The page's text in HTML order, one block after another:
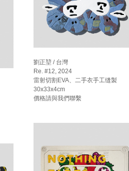
劉正堃 / 台灣
Re. #12, 2024
雷射切割EVA、二手衣手工缝製
30x33x4cm
價格請與我們聯繫